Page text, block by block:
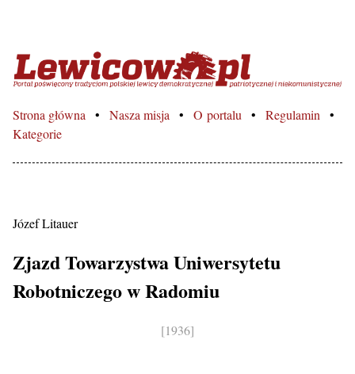
Lewicowo.pl – Portal
Strona główna Nasza misja O portalu
Regulamin
Kategorie
Józef Litauer
Zjazd Towarzystwa Uniwersytetu
Robotniczego w Radomiu
[1936]